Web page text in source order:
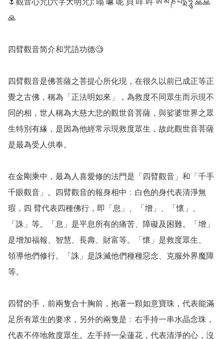
🌷觀音心咒(六字大明咒): 嗡 嘛 呢 貝 咩 吽 ཨོཾ་མ་ཎི་པདྨེ་ཧཱུྃ 🙏🙏
🙏
四臂觀音简介和咒語功德🧐
四臂觀音是佛菩薩之菩提心所化現，在很久以前已成正等正
覺之古佛，稱為「正法明如來」，為救度不同眾生而示現不
同的相，世人稱為大慈大悲的觀世音菩薩，與娑婆世界之眾
生特別有緣，是因為他經常示現救度眾生，故此觀世音菩薩
是最為受人供奉。
在金剛乘中，最為人喜愛修的法門是「四臂觀音」和「千手
千眼觀音」。四臂觀音的報身相中﹕白色的身代表清淨無
瑕，四 臂代表四種佛行，即「息」、「增」、「懷」、
「誅」等。「息」是平息所有的痛苦、障礙及困難。「增」
是增加福報、智慧、長壽、財富等。「懷」是救度眾生、
領導他們修行。「誅」是誅滅他們種種惡念、克服外界魔障
等。
四臂的手，前兩隻合十胸前，抱著一顆如意寶珠，代表能滿
足所有眾生的要求，另外的兩隻是﹕右手持一串水晶念珠，
代表不停地救度眾生。左手持一朵蓮花，代表清淨的心，沒